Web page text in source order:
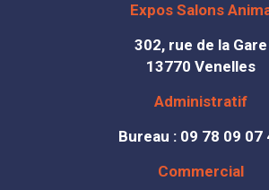
Expos Salons
302, rue de la Gare
13770 Venelles
Administratif
Bureau : 09 78 09 07
Commercial